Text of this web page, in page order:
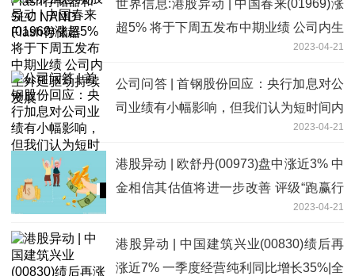
世界信息:港股异动 | 中国春来(01969)涨
超5% 将于下周五发布中期业绩 公司内生
2023-04-21
公司问答 | 首钢股份回应：央行加息对公
司业绩有小幅影响，但我们认为短时间内
2023-04-21
港股异动 | 欧舒丹(00973)盘中涨近3% 中
金相信其估值将进一步改善 评级“跑赢行
2023-04-21
港股异动 | 中国建筑兴业(00830)绩后再
涨近7% 一季度经营纯利同比增长35%|全